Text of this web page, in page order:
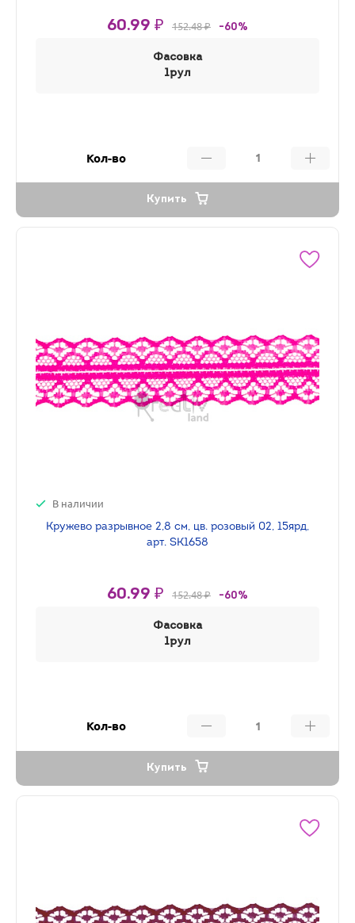
60.99 ₽ 152.48 ₽ -60%
Фасовка
1рул
Кол-во
Купить
В наличии
Кружево разрывное 2,8 см, цв. розовый 02, 15ярд,
арт. SK1658
60.99 ₽ 152.48 ₽ -60%
Фасовка
1рул
Кол-во
Купить